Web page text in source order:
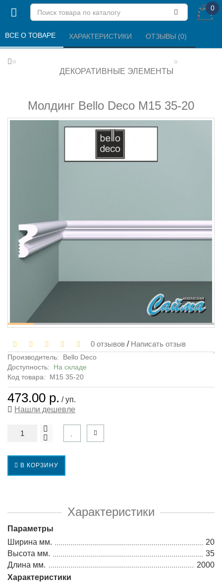
0
ДЕКОРАТИВНЫЕ ЭЛЕМЕНТЫ
Молдинг Bello Deco М15 35-20
ВСЕ О ТОВАРЕ ХАРАКТЕРИСТИКИ ОТЗЫВЫ (0)
0 отзывов / Написать отзыв
Производитель:
Bello Deco
Доступность: На складе
Код товара:
М15 35-20
473.00 р. / уп.
Нашли дешевле
В КОРЗИНУ
Характеристики
Параметры
Ширина мм.
20
Высота мм.
35
Длина мм.
2000
Характеристики